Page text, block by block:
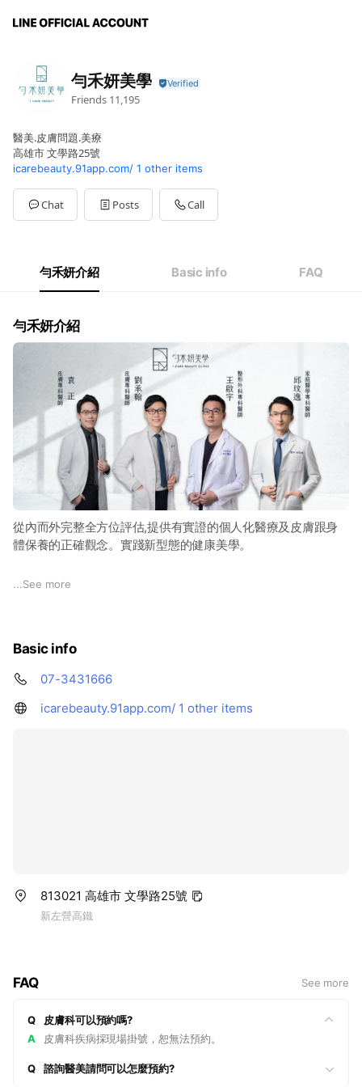
勻禾妍美學
Friends 11,195
醫美.皮膚問題.美療
高雄市 文學路25號
icarebeauty.91app.com/ 1 other items
Chat Posts Call
勻禾妍介紹 Basic info FAQ
勻禾妍介紹
從內而外完整全方位評估,提供有實證的個人化醫療及皮膚跟身
體保養的正確觀念。實踐新型態的健康美學。
▪️皮膚門診 ▪️微整美學
📍高雄市左營區文學路 25 號
📞 07-3431666
｜美術店｜
...See more
Basic info
07-3431666
icarebeauty.91app.com/ 1 other items
813021 高雄市 文學路25號
新左營高鐵
FAQ See more
Q
皮膚科可以預約嗎?
A
皮膚科疾病採現場掛號，恕無法預約。
Q 諮詢醫美請問可以怎麼預約?